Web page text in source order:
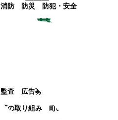
消防 防災 防犯・安全
監査 広告募集
町の取り組み
町の概要